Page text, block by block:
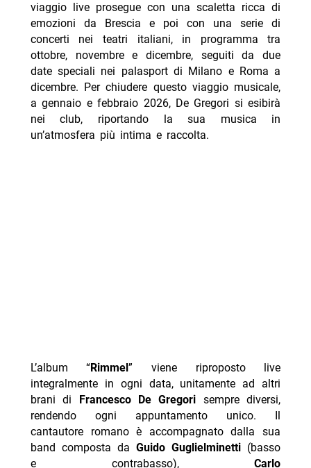
viaggio live prosegue con una scaletta ricca di
emozioni da Brescia e poi con una serie di
concerti nei teatri italiani, in programma tra
ottobre, novembre e dicembre, seguiti da due
date speciali nei palasport di Milano e Roma a
dicembre. Per chiudere questo viaggio musicale,
a gennaio e febbraio 2026, De Gregori si esibirà
nei club, riportando la sua musica in
un’atmosfera più intima e raccolta.
L’album “Rimmel” viene riproposto live
integralmente in ogni data, unitamente ad altri
brani di
Francesco De Gregori sempre diversi,
rendendo ogni appuntamento unico. Il
cantautore romano è accompagnato dalla sua
band composta daGuido Guglielminetti (basso
e contrabasso),Carlo